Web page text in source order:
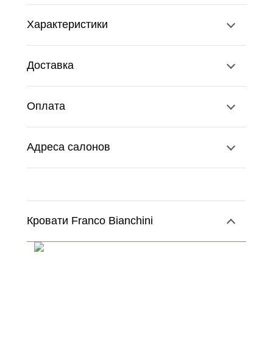
Характеристики
Доставка
Оплата
Адреса салонов
Кровати Franco Bianchini